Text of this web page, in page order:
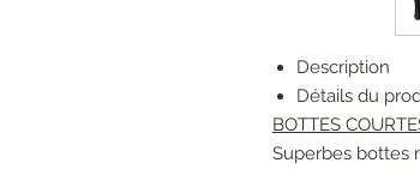
Description
Détails du
BOTTES
Superbes bottes